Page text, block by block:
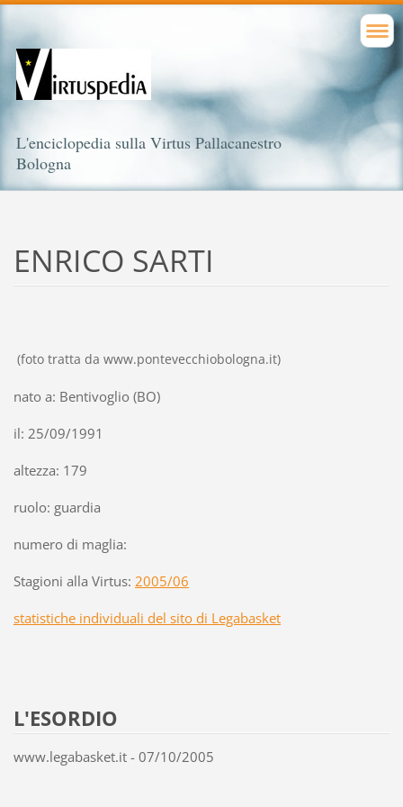
L'enciclopedia sulla Virtus Pallacanestro
Bologna
ENRICO SARTI
(foto tratta da www.pontevecchiobologna.it)
nato a: Bentivoglio (BO)
il: 25/09/1991
altezza: 179
ruolo: guardia
numero di maglia:
Stagioni alla Virtus: 2005/06
statistiche individuali del sito di Legabasket
L'ESORDIO
www.legabasket.it - 07/10/2005